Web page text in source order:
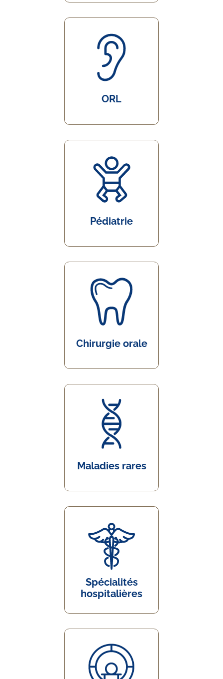
ORL
Pédiatrie
Chirurgie orale
Maladies rares
Spécialités
hospitalières